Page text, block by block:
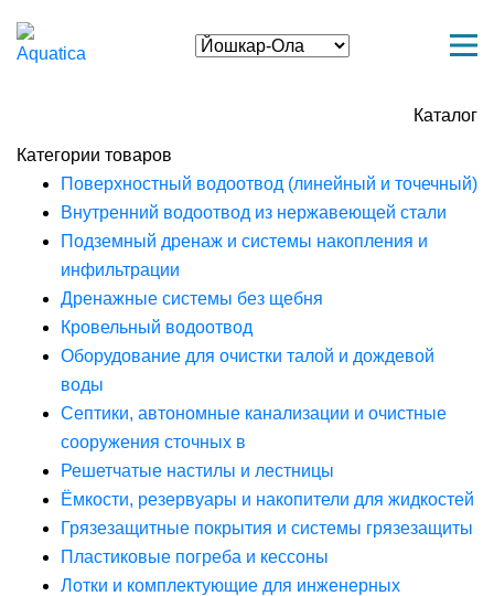
Каталог
Категории товаров
Поверхностный водоотвод (линейный и точечный)
Внутренний водоотвод из нержавеющей стали
Подземный дренаж и системы накопления и
инфильтрации
Дренажные системы без щебня
Кровельный водоотвод
Оборудование для очистки талой и дождевой
воды
Септики, автономные канализации и очистные
сооружения сточных в
Решетчатые настилы и лестницы
Ёмкости, резервуары и накопители для жидкостей
Грязезащитные покрытия и системы грязезащиты
Пластиковые погреба и кессоны
Лотки и комплектующие для инженерных